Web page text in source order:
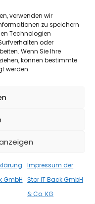
verwenden wir
zu speichern
Technologien
oder
Wenn Sie Ihre
können bestimmte
werden.
GmbH
Impressum der
Stor IT Back GmbH
& Co. KG
Mesh